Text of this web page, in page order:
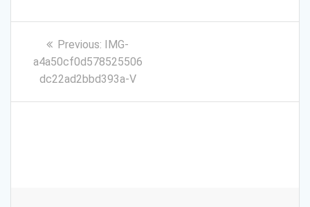
Kretanje
članka
Previous: Previous
post:
IMG-
a4a50cf0d578525506
dc22ad2bbd393a-V